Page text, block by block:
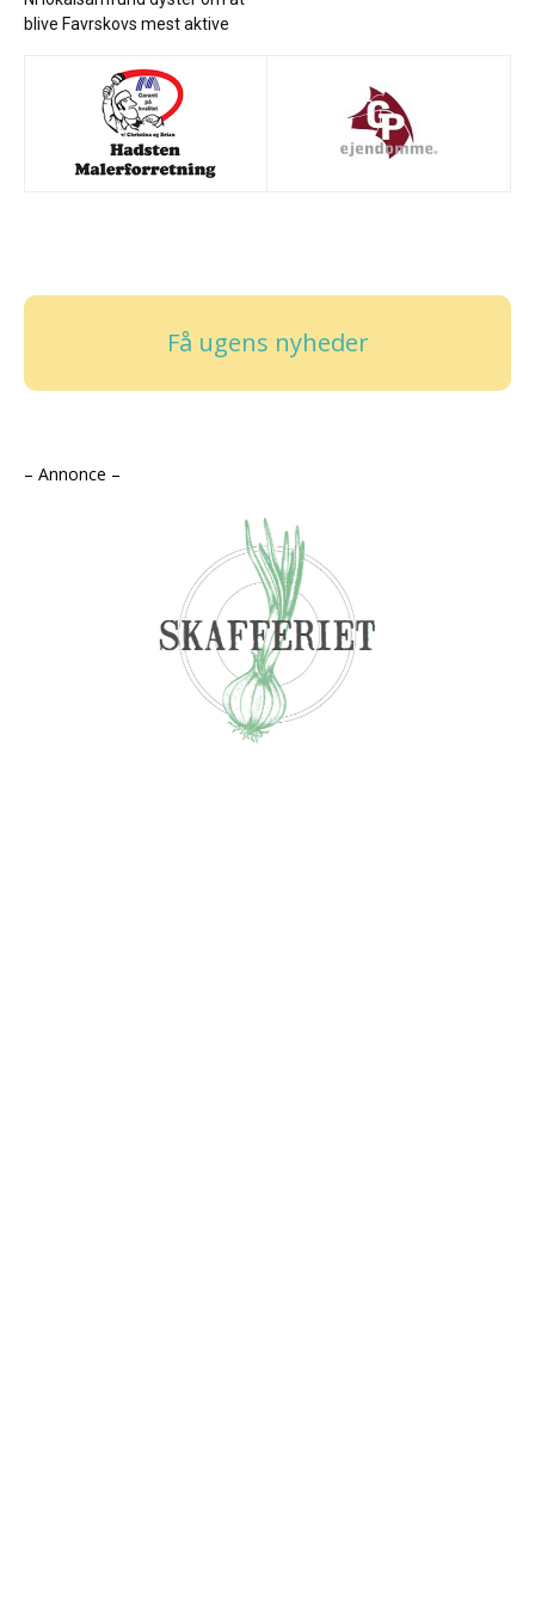
blive Favrskovs mest aktive
Få ugens nyheder
– Annonce –